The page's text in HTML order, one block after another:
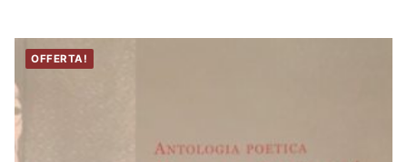
OFFERTA!